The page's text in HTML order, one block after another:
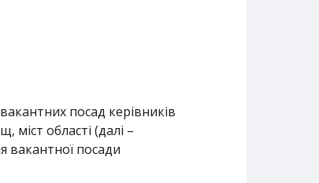
посад керівників
міст області (далі –
вакантної посади